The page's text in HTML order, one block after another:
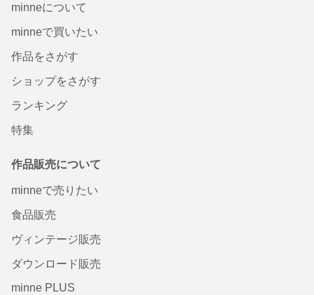
minneについて
minneで買いたい
作品をさがす
ショップをさがす
ランキング
特集
作品販売について
minneで売りたい
食品販売
ヴィンテージ販売
ダウンロード販売
minne PLUS